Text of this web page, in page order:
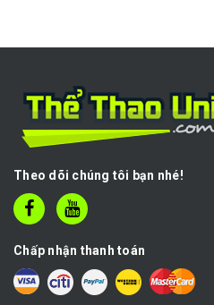
Theo dõi chúng tôi bạn nhé!
Chấp nhận thanh toán